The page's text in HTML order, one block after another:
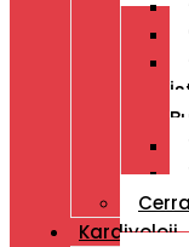
Kardiyoloji